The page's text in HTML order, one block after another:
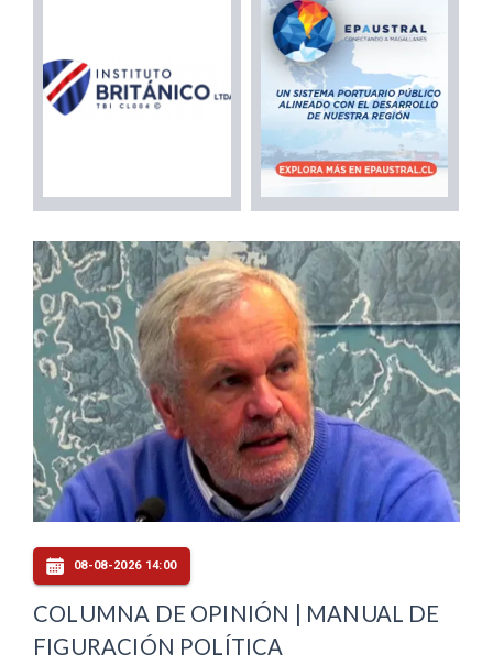
08-08-2026 14:00
COLUMNA DE OPINIÓN | MANUAL DE
FIGURACIÓN POLÍTICA